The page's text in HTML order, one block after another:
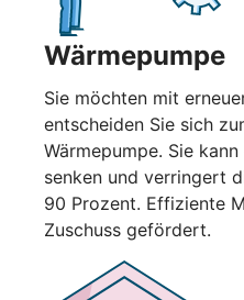
Wärmepumpe
Sie möchten mit
entscheiden Sie sich
Wärmepumpe. Sie
senken und verringert
90 Prozent. Effiziente
Zuschuss gefördert.